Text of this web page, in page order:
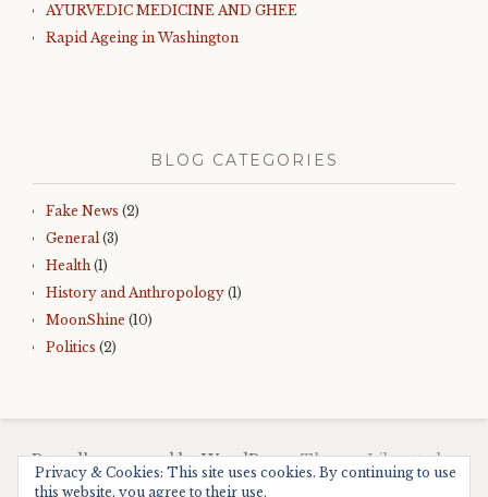
AYURVEDIC MEDICINE AND GHEE
Rapid Ageing in Washington
BLOG CATEGORIES
Fake News (2)
General (3)
Health (1)
History and Anthropology (1)
MoonShine (10)
Politics (2)
Proudly powered by WordPress.Theme: Libretto by
WordPress.com.
Privacy & Cookies: This site uses cookies. By continuing to use
this website, you agree to their use.